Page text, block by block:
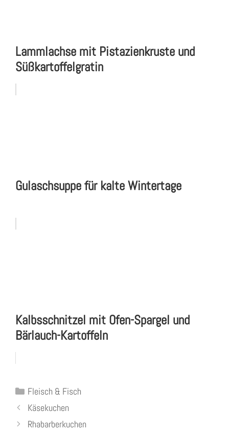
Lammlachse mit Pistazienkruste und
Süßkartoffelgratin
Gulaschsuppe für kalte Wintertage
Kalbsschnitzel mit Ofen-Spargel und
Bärlauch-Kartoffeln
Kategorien
Fleisch & Fisch
Käsekuchen
Rhabarberkuchen